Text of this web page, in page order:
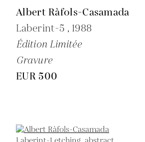
Albert Ràfols-Casamada
Laberint-5 , 1988
Édition Limitée
Gravure
EUR 500